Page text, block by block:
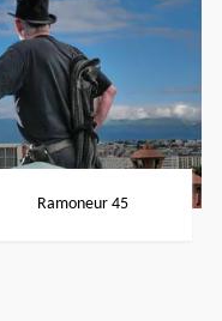
Ramoneur 45